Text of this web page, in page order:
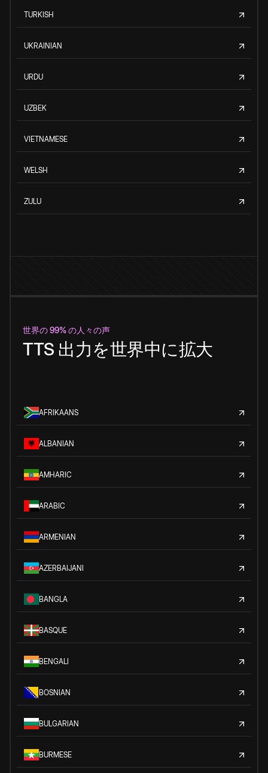
TURKISH
UKRAINIAN
URDU
UZBEK
VIETNAMESE
WELSH
ZULU
世界の 99% の人々の声
TTS 出力を世界中に拡大
AFRIKAANS
ALBANIAN
AMHARIC
ARABIC
ARMENIAN
AZERBAIJANI
BANGLA
BASQUE
BENGALI
BOSNIAN
BULGARIAN
BURMESE